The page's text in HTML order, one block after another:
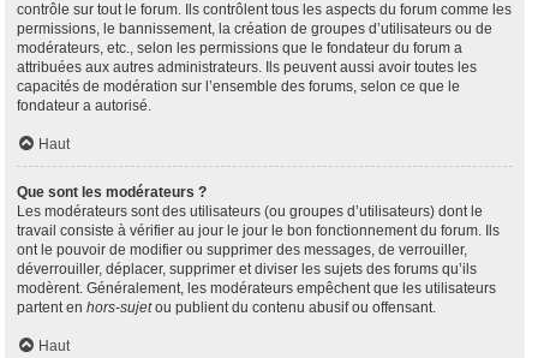
contrôle sur tout le forum. Ils contrôlent tous les aspects du forum comme les
permissions, le bannissement, la création de groupes d’utilisateurs ou de
modérateurs, etc., selon les permissions que le fondateur du forum a
attribuées aux autres administrateurs. Ils peuvent aussi avoir toutes les
capacités de modération sur l’ensemble des forums, selon ce que le
fondateur a autorisé.
Haut
Que sont les modérateurs ?
Les modérateurs sont des utilisateurs (ou groupes d’utilisateurs) dont le
travail consiste à vérifier au jour le jour le bon fonctionnement du forum. Ils
ont le pouvoir de modifier ou supprimer des messages, de verrouiller,
déverrouiller, déplacer, supprimer et diviser les sujets des forums qu’ils
modèrent. Généralement, les modérateurs empêchent que les utilisateurs
partent en hors-sujetou publient du contenu abusif ou offensant.
Haut